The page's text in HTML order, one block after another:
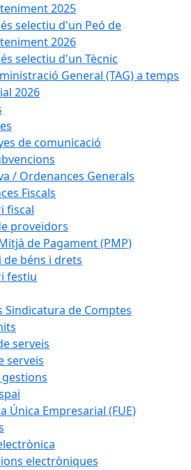
2025
selectiu d'un Peó de
2026
selectiu d'un Tècnic
General (TAG) a temps
2026
de comunicació
/ Ordenances Generals
Fiscals
fiscal
proveïdors
de Pagament (PMP)
béns i drets
festiu
Sindicatura de Comptes
serveis
serveis
Única Empresarial (FUE)
electròniques